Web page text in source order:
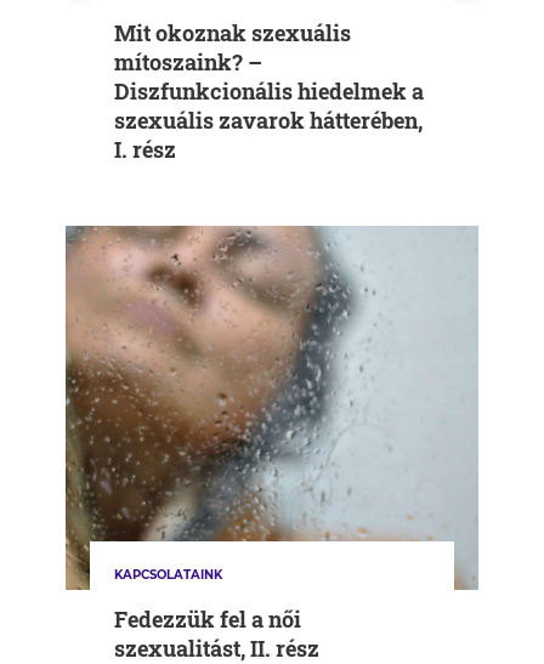
Mit okoznak szexuális
mítoszaink? –
Diszfunkcionális hiedelmek a
szexuális zavarok hátterében,
I. rész
KAPCSOLATAINK
Fedezzük fel a női
szexualitást, II. rész